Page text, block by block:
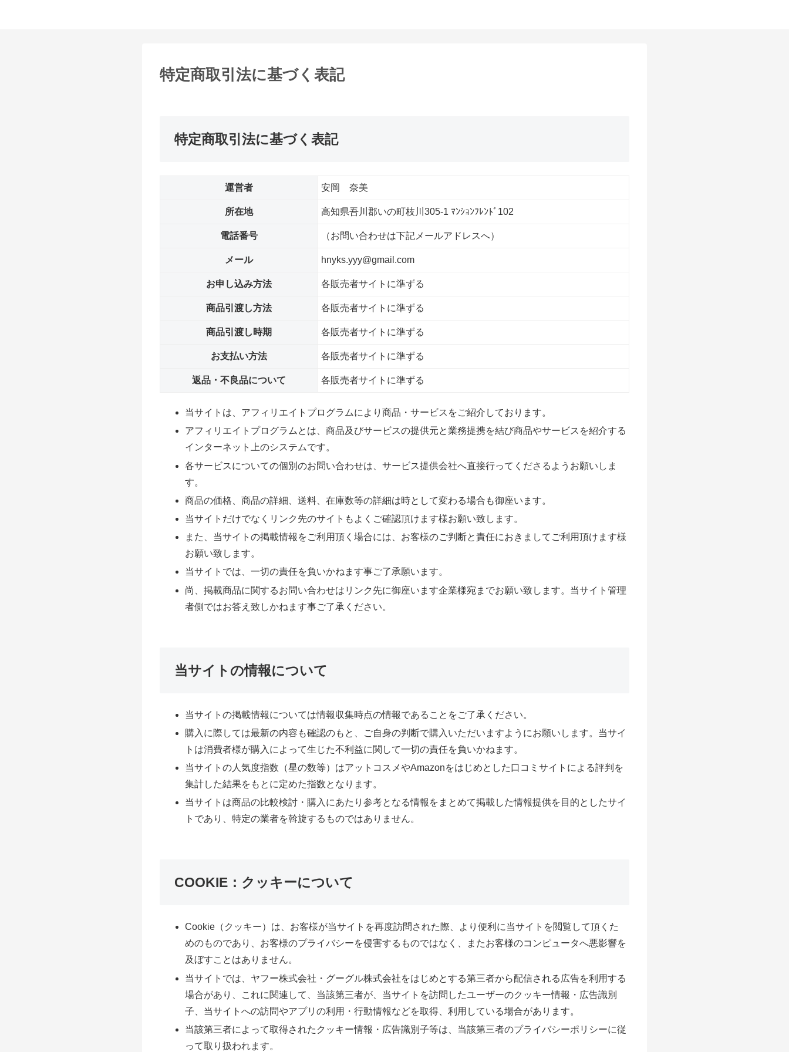
特定商取引法に基づく表記
特定商取引法に基づく表記
運営者 安岡 奈美
所在地 高知県吾川郡いの町枝川305-1 ﾏﾝｼｮﾝﾌﾚﾝﾄﾞ102
電話番号 （お問い合わせは下記メールアドレスへ）
メール hnyks.yyy@gmail.com
お申し込み方法 各販売者サイトに準ずる
商品引渡し方法 各販売者サイトに準ずる
商品引渡し時期 各販売者サイトに準ずる
お支払い方法 各販売者サイトに準ずる
返品・不良品について 各販売者サイトに準ずる
当サイトは、アフィリエイトプログラムにより商品・サービスをご紹介しております。
アフィリエイトプログラムとは、商品及びサービスの提供元と業務提携を結び商品やサービスを紹介する
インターネット上のシステムです。
各サービスについての個別のお問い合わせは、サービス提供会社へ直接行ってくださるようお願いしま
す。
商品の価格、商品の詳細、送料、在庫数等の詳細は時として変わる場合も御座います。
当サイトだけでなくリンク先のサイトもよくご確認頂けます様お願い致します。
また、当サイトの掲載情報をご利用頂く場合には、お客様のご判断と責任におきましてご利用頂けます様
お願い致します。
当サイトでは、一切の責任を負いかねます事ご了承願います。
尚、掲載商品に関するお問い合わせはリンク先に御座います企業様宛までお願い致します。当サイト管理
者側ではお答え致しかねます事ご了承ください。
当サイトの情報について
当サイトの掲載情報については情報収集時点の情報であることをご了承ください。
購入に際しては最新の内容も確認のもと、ご自身の判断で購入いただいますようにお願いします。当サイ
トは消費者様が購入によって生じた不利益に関して一切の責任を負いかねます。
当サイトの人気度指数（星の数等）はアットコスメやAmazonをはじめとした口コミサイトによる評判を
集計した結果をもとに定めた指数となります。
当サイトは商品の比較検討・購入にあたり参考となる情報をまとめて掲載した情報提供を目的としたサイ
トであり、特定の業者を斡旋するものではありません。
COOKIE：クッキーについて
Cookie（クッキー）は、お客様が当サイトを再度訪問された際、より便利に当サイトを閲覧して頂くた
めのものであり、お客様のプライバシーを侵害するものではなく、またお客様のコンピュータへ悪影響を
及ぼすことはありません。
当サイトでは、ヤフー株式会社・グーグル株式会社をはじめとする第三者から配信される広告を利用する
場合があり、これに関連して、当該第三者が、当サイトを訪問したユーザーのクッキー情報・広告識別
子、当サイトへの訪問やアプリの利用・行動情報などを取得、利用している場合があります。
当該第三者によって取得されたクッキー情報・広告識別子等は、当該第三者のプライバシーポリシーに従
って取り扱われます。